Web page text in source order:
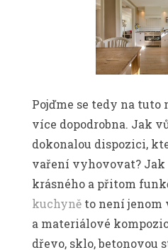
Pojďme se tedy na
více dopodrobna. Jak
dokonalou dispozici,
vaření vyhovovat?
krásného a přitom
kuchyně to není jenom
a materiálové
dřevo, sklo, betonovou